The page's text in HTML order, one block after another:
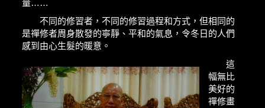
量……
不同的修習者，不同的修習過程和方式，但相同的
是禪修者周身散發的寧靜、平和的氣息，令冬日的人們
感到由心生髮的暖意。
這
幅無比
美好的
禪修畫